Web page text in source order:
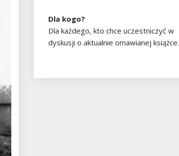
Dla kogo?
Dla każdego, kto chce uczestniczyć w
dyskusji o aktualnie omawianej książce.